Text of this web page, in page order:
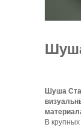
Шуша
В